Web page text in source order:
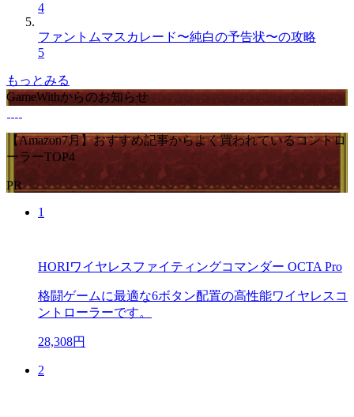
4
ファントムマスカレード〜純白の予告状〜の攻略
5
もっとみる
GameWithからのお知らせ
【Amazon7月】おすすめ記事からよく買われているコントロ
ーラーTOP4
PR
1
HORIワイヤレスファイティングコマンダー OCTA Pro
格闘ゲームに最適な6ボタン配置の高性能ワイヤレスコ
ントローラーです。
28,308円
2